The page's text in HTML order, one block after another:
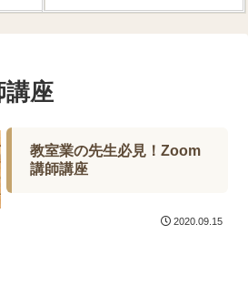
座
教室業の先生必見！Zoom
講師講座
2020.09.15